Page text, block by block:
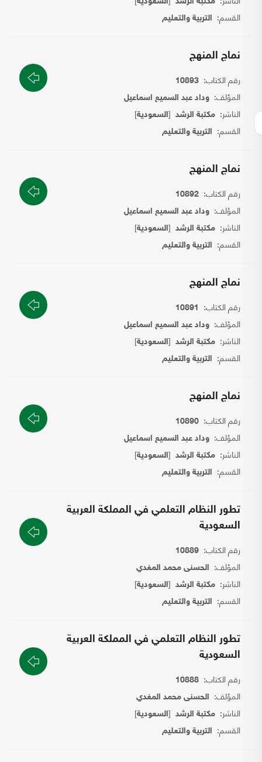
القسم: التربية والتعليم
نماج المنهج
رقم الكتاب: 10893
المؤلف: وداد عبد السميع اسماعيل
الناشر: مكتبة الرشد [السعودية]
القسم: التربية والتعليم
نماج المنهج
رقم الكتاب: 10892
المؤلف: وداد عبد السميع اسماعيل
الناشر: مكتبة الرشد [السعودية]
القسم: التربية والتعليم
نماج المنهج
رقم الكتاب: 10891
المؤلف: وداد عبد السميع اسماعيل
الناشر: مكتبة الرشد [السعودية]
القسم: التربية والتعليم
نماج المنهج
رقم الكتاب: 10890
المؤلف: وداد عبد السميع اسماعيل
الناشر: مكتبة الرشد [السعودية]
القسم: التربية والتعليم
تطور النظام التعلمي في المملكة العربية
السعودية
رقم الكتاب: 10889
المؤلف: الحسنى محمد المغدي
الناشر: مكتبة الرشد [السعودية]
القسم: التربية والتعليم
تطور النظام التعلمي في المملكة العربية
السعودية
رقم الكتاب: 10888
المؤلف: الحسنى محمد المغدي
الناشر: مكتبة الرشد [السعودية]
القسم: التربية والتعليم